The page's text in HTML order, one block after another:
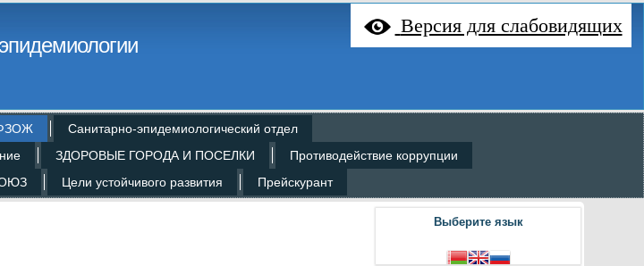
Версия для слабовидящих
Санитарно-эпидемиологический отдел
ЗДОРОВЫЕ ГОРОДА И ПОСЕЛКИ
Противодействие коррупции
Цели устойчивого развития Прейскурант
Выберите язык